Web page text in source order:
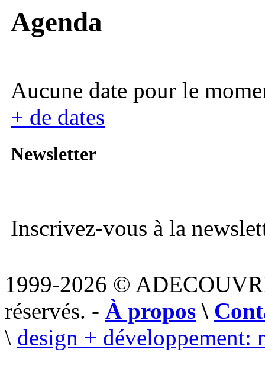
Agenda
Aucune date pour le
+ de dates
Newsletter
Inscrivez-vous à la
1999-2026 ©
réservés. - À propos \
\ design + développement: